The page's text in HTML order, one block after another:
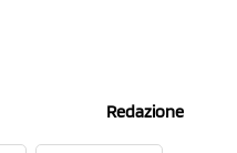
Redazione